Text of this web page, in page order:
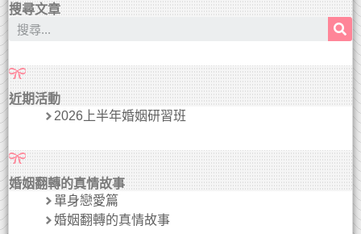
搜尋文章
近期活動
2026上半年婚姻研習班
婚姻翻轉的真情故事
單身戀愛篇
婚姻翻轉的真情故事